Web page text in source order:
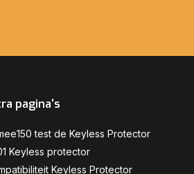
pagina's
test de Keyless Protector
Keyless protector
Keyless Protector